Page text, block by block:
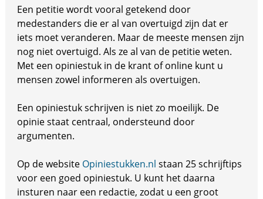
Een petitie wordt vooral getekend door
medestanders die er al van overtuigd zijn dat er
iets moet veranderen. Maar de meeste mensen zijn
nog niet overtuigd. Als ze al van de petitie weten.
Met een opiniestuk in de krant of online kunt u
mensen zowel informeren als overtuigen.
Een opiniestuk schrijven is niet zo moeilijk. De
opinie staat centraal, ondersteund door
argumenten.
Op de website Opiniestukken.nl staan 25 schrijftips
voor een goed opiniestuk. U kunt het daarna
insturen naar een redactie, zodat u een groot